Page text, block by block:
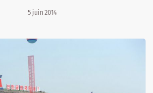
5 juin 2014